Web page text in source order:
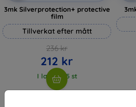
3mk Silverprotection+ protective
film
Tillverkat efter mått
236 kr
212 kr
I lager > 5 st